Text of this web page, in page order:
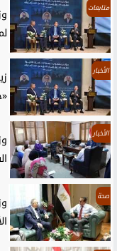
متابعات
الأخبار
الأخبار
صحة